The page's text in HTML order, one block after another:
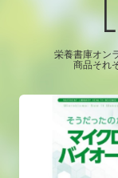
栄養書庫オン
商品それ